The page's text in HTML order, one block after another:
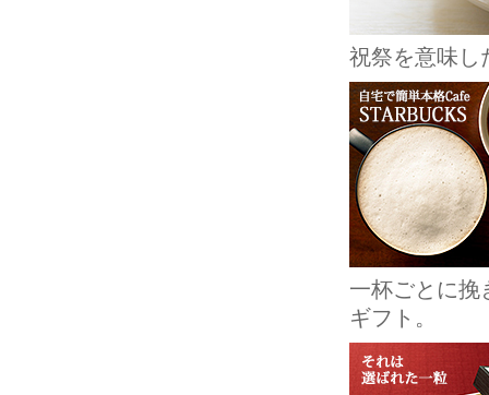
祝祭を意味し
一杯ごとに挽
ギフト。